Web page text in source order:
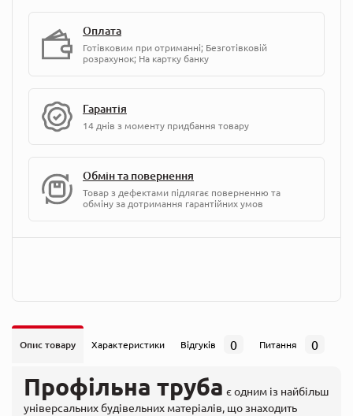
Оплата
Готівковим при отриманні; Безготівковій
розрахунок; На картку банку
Гарантія
14 днів з моменту придбання товару
Обмін та повернення
Товар з дефектами підлягає поверненню та
обміну за дотримання гарантійних умов
Опис товару Характеристики Відгуків 0 Питання 0
Профільна труба є одним із найбільш
універсальних будівельних матеріалів, що знаходить